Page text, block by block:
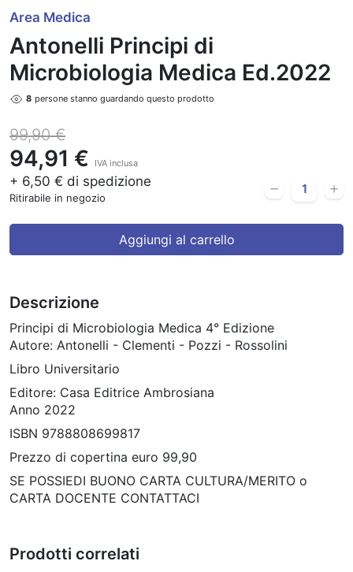
Area Medica
Antonelli Principi di
Microbiologia Medica Ed.2022
8 persone stanno guardando questo prodotto
99,90 €
94,91 € IVA inclusa
+ 6,50 € di spedizione
Ritirabile in negozio
Aggiungi al carrello
Descrizione
Principi di Microbiologia Medica 4° Edizione
Autore: Antonelli - Clementi - Pozzi - Rossolini
Libro Universitario
Editore: Casa Editrice Ambrosiana
Anno 2022
ISBN 9788808699817
Prezzo di copertina euro 99,90
SE POSSIEDI BUONO CARTA CULTURA/MERITO o
CARTA DOCENTE CONTATTACI
Prodotti correlati